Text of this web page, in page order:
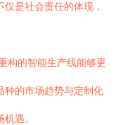
是社会责任的体现，
构的智能生产线能够更
种的市场趋势与定制化
遇。